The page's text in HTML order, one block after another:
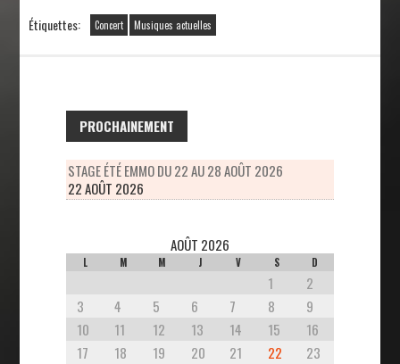
Étiquettes: Concert Musiques actuelles
PROCHAINEMENT
STAGE ÉTÉ EMMO DU 22 AU 28 AOÛT 2026
22 AOÛT 2026
AOÛT 2026
L M M J V S D
1
2
3
4 5 6 7 8
9
10
11 12 13 14 15
16
17
18 19 20 21 22
23